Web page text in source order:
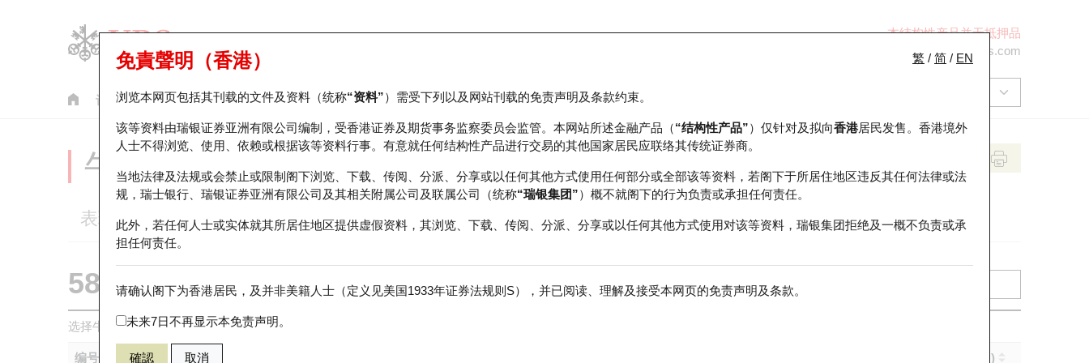
本结构性产品并无抵押品
ol-hkwarrants@ubs.com
认股证 牛熊证 美股指数产品 轮证市场统计 正股数据及市场统计 瑞银轮证教室
繁 / 简 / EN
免責聲明（香港）
浏览本网页包括其刊载的文件及资料（统称“资料”）需受下列以及网站刊载的免责声明及条款约束。
该等资料由瑞银证券亚洲有限公司编制，受香港证券及期货事务监察委员会监管。本网站所述金融产品（“结构性产品”）仅针对及拟向香港居民发售。香港境外
人士不得浏览、使用、依赖或根据该等资料行事。有意就任何结构性产品进行交易的其他国家居民应联络其传统证券商。
当地法律及法规或会禁止或限制阁下浏览、下载、传阅、分派、分享或以任何其他方式使用任何部分或全部该等资料，若阁下于所居住地区违反其任何法律或法
规，瑞士银行、瑞银证券亚洲有限公司及其相关附属公司及联属公司（统称“瑞银集团”）概不就阁下的行为负责或承担任何责任。
此外，若任何人士或实体就其所居住地区提供虚假资料，其浏览、下载、传阅、分派、分享或以任何其他方式使用对该等资料，瑞银集团拒绝及一概不负责或承
担任何责任。
请确认阁下为香港居民，及并非美籍人士（定义见美国1933年证券法规则S），并已阅读、理解及接受本网页的免责声明及条款。
未来7日不再显示本免责声明。
確認 取消
牛熊证分析仪
表现 街货统计 比较
58321 瑞银牛证 1398 工商银行
选择牛熊证作比较 *你可以选择最多五只牛熊证
编号 到期日 (年-月-日)